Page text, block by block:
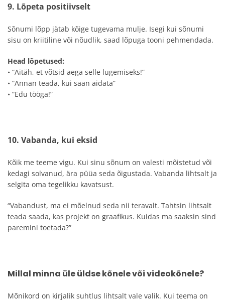
9. Lõpeta positiivselt
Sõnumi lõpp jätab kõige tugevama mulje. Isegi kui sõnumi
sisu on kriitiline või nõudlik, saad lõpuga tooni pehmendada.
Head lõpetused:
• “Aitäh, et võtsid aega selle lugemiseks!”
• “Annan teada, kui saan aidata”
• “Edu tööga!”
10. Vabanda, kui eksid
Kõik me teeme vigu. Kui sinu sõnum on valesti mõistetud või
kedagi solvanud, ära püüa seda õigustada. Vabanda lihtsalt ja
selgita oma tegelikku kavatsust.
“Vabandust, ma ei mõelnud seda nii teravalt. Tahtsin lihtsalt
teada saada, kas projekt on graafikus. Kuidas ma saaksin sind
paremini toetada?”
Millal minna üle üldse kõnele või videokõnele?
Mõnikord on kirjalik suhtlus lihtsalt vale valik. Kui teema on